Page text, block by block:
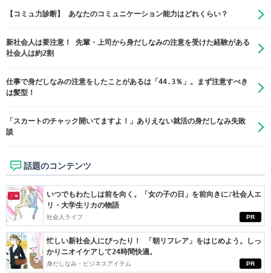
【コミュ力診断】 あなたのコミュニケーション能力はどれくらい？
新社会人は要注意！ 先輩・上司から身だしなみの注意を受けた経験がある
社会人は約2割
仕事で身だしなみの注意をしたことがあるは「44.3％」。まず注意すべき
は髪型！
「スカートのチャック開いてますよ！」ありえない就活の身だしなみ失敗
談
話題のコンテンツ
PR
いつでもわたしは前を向く。「女の子の日」を前向きに♪社会人エ
リ・大学生リカの物語
社会人ライフ
PR
忙しい新社会人にぴったり！ 「朝リフレア」をはじめよう。しっ
かりニオイケアして24時間快適。
身だしなみ・ビジネスアイテム